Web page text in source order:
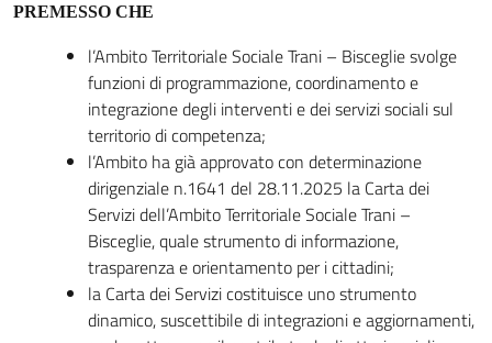
PREMESSO CHE
l’Ambito Territoriale Sociale Trani – Bisceglie svolge
funzioni di programmazione, coordinamento e
integrazione degli interventi e dei servizi sociali sul
territorio di competenza;
l’Ambito ha già approvato con determinazione
dirigenziale n.1641 del 28.11.2025 la Carta dei
Servizi dell’Ambito Territoriale Sociale Trani –
Bisceglie, quale strumento di informazione,
trasparenza e orientamento per i cittadini;
la Carta dei Servizi costituisce uno strumento
dinamico, suscettibile di integrazioni e aggiornamenti,